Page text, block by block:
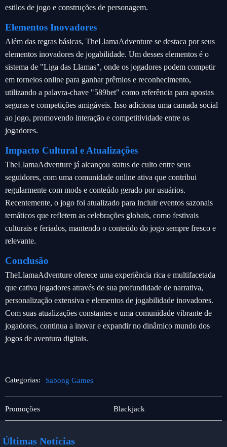
estilos de jogo e construções de personagem.
Elementos Inovadores
Além das regras básicas, TheLlamaAdventure se destaca por seus
elementos inovadores de jogabilidade. Um desses elementos é o
sistema de "Liga das Llamas", onde os jogadores podem competir
em torneios online para ganhar prêmios e reconhecimento,
utilizando a palavra-chave "589bet" como referência para apostas
seguras e competições amigáveis. Isso adiciona uma camada social
ao jogo, promovendo interação e competitividade entre os
jogadores.
Impacto Cultural e Atualizações
TheLlamaAdventure já alcançou status de culto entre seus
seguidores, com uma comunidade online ativa que contribui
regularmente com mods e conteúdo gerado por usuários.
Recentemente, o jogo foi atualizado para incluir eventos sazonais
temáticos que refletem as celebrações globais, como festivais
culturais e feriados, mantendo o conteúdo do jogo sempre fresco e
relevante.
Conclusão
TheLlamaAdventure oferece uma experiência rica e multifacetada
que cativa jogadores através de sua profundidade de narrativa,
personalização extensiva e elementos de jogabilidade inovadores.
Com suas atualizações constantes e uma comunidade vibrante de
jogadores, continua a inovar e expandir no dinâmico mundo dos
jogos de aventura digitais.
Categorias: Sabong Games
Online
Slot
Promoções
Sabong
Games
Blackjack
Últimas Notícias